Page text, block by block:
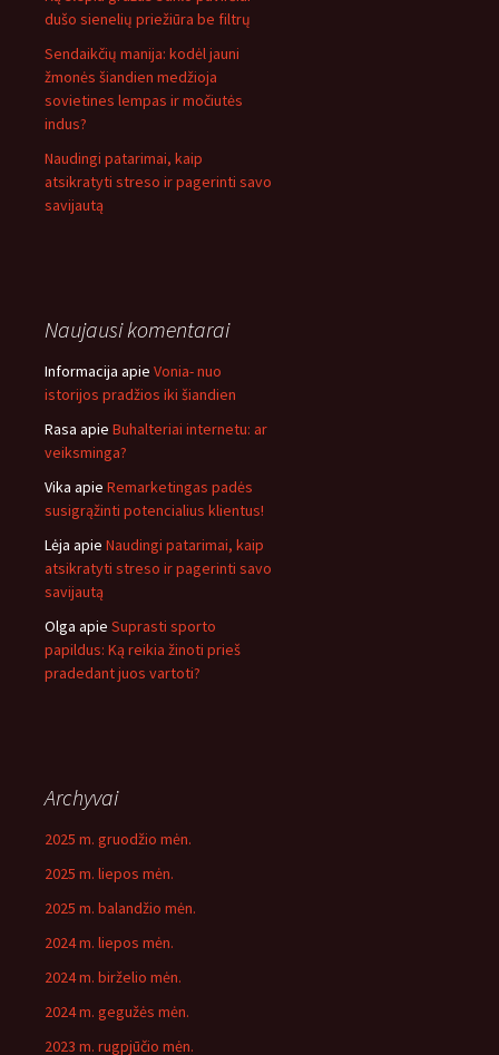
dušo sienelių priežiūra be filtrų
Sendaikčių manija: kodėl jauni
žmonės šiandien medžioja
sovietines lempas ir močiutės
indus?
Naudingi patarimai, kaip
atsikratyti streso ir pagerinti savo
savijautą
Naujausi komentarai
Informacija apie Vonia- nuo
istorijos pradžios iki šiandien
Rasa apie Buhalteriai internetu: ar
veiksminga?
Vika apie Remarketingas padės
susigrąžinti potencialius klientus!
Lėja apie Naudingi patarimai, kaip
atsikratyti streso ir pagerinti savo
savijautą
Olga apie Suprasti sporto
papildus: Ką reikia žinoti prieš
pradedant juos vartoti?
Archyvai
2025 m. gruodžio mėn.
2025 m. liepos mėn.
2025 m. balandžio mėn.
2024 m. liepos mėn.
2024 m. birželio mėn.
2024 m. gegužės mėn.
2023 m. rugpjūčio mėn.